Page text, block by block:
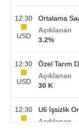
12:30
USD
Ortalama
Açıklanan
3.2%
12:30
USD
Özel Tarım
Açıklanan
30 K
12:30
U6 İşsizlik
Açıklanan